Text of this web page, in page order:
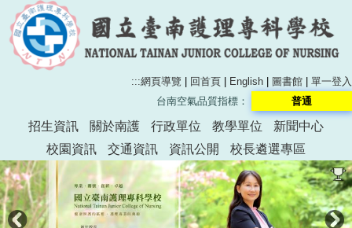
:::網頁導覽 | 回首頁 | English | 圖書館 | 單一登入
台南空氣品質指標：
普通
招生資訊 關於南護 行政單位 教學單位
新聞中心
校園資訊
交通資訊 資訊公開 校長遴選專區